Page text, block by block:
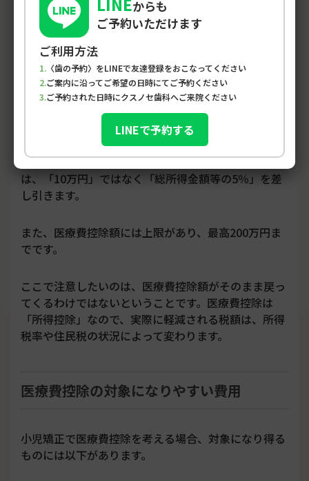
医療費控除の計算方法
医療費控除額は、基本的に次の式で計算します。
− 保険金などで補てんされた金額 − 10万円
ただし、その年の総所得金額等が200万円未満の場合
は、「10万円」ではなく「総所得金額等の5％」を差
し引きます。
また、医療費控除額には上限があり、最高200万円ま
でです。
ここで注意したいのは、医療費控除額がそのまま戻っ
てくるわけではないということです。医療費控除は
「所得控除」なので、実際に軽減される税額は、所得
税率や住民税の状況によって変わります。
医療費控除の対象になりやすい費用
小児矯正で医療費控除を考える場合、対象になり得る
ものには以下があります。
からも
ご予約いただけます
ご利用方法
〈歯の予約〉をLINEで友達登録をおこなってください
ご案内に沿ってご希望の日時にてご予約ください
ご予約された日時にクスノセ歯科へご来院ください
LINEで予約する